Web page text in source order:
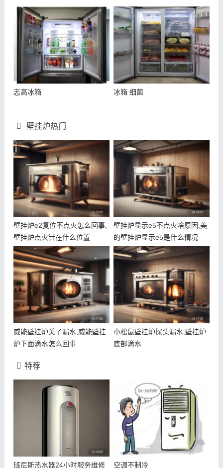
志高冰箱 冰箱 细菌
壁挂炉热门
壁挂炉e2复位不点火怎么回事,
壁挂炉点火针在什么位置
壁挂炉显示e5不点火啥原因,美
的壁挂炉显示e5是什么情况
威能壁挂炉关了漏水,威能壁挂
炉下面滴水怎么回事
小松鼠壁挂炉探头漏水,壁挂炉
底部滴水
特荐
班尼斯热水器24小时服务维修 空调不制冷